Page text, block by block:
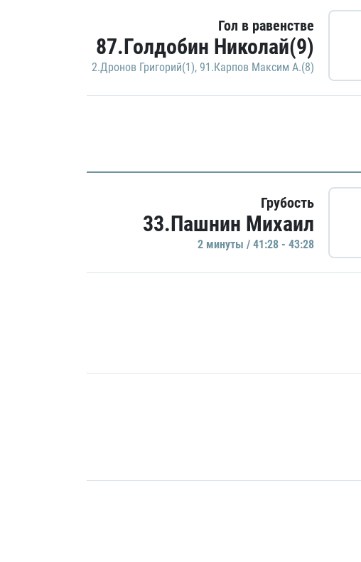
Гол в равенстве
87.Голдобин Николай(9)
2.Дронов Григорий(1), 91.Карпов Максим А.(8)
Грубость
33.Пашнин Михаил
2 минуты / 41:28 - 43:28